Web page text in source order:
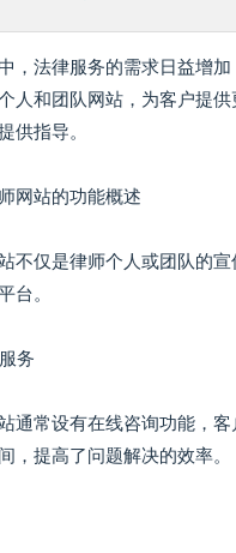
，法律服务的需求日益增
人和团队网站，为客户提
供指导。
网站的功能概述
不仅是律师个人或团队的
台。
务
通常设有在线咨询功能，
，提高了问题解决的效率。